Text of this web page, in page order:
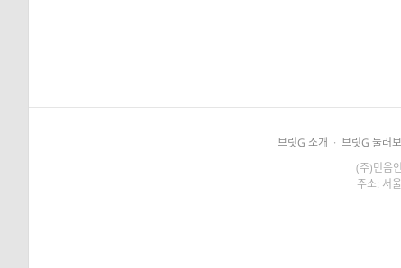
브릿G 소개 · 브릿G 둘러보
(주)민음인
주소: 서